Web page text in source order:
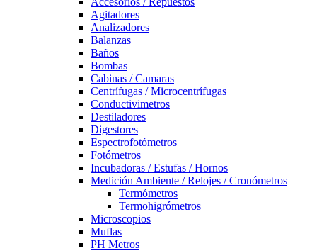
Agitadores
Analizadores
Balanzas
Baños
Bombas
Cabinas / Camaras
Centrífugas / Microcentrífugas
Conductivimetros
Destiladores
Digestores
Espectrofotómetros
Fotómetros
Incubadoras / Estufas / Hornos
Medición Ambiente / Relojes / Cronómetros
Termómetros
Termohigrómetros
Microscopios
Muflas
PH Metros